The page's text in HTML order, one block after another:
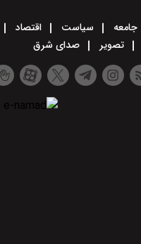
جامعه سیاست اقتصاد
تصویر صدای شرق